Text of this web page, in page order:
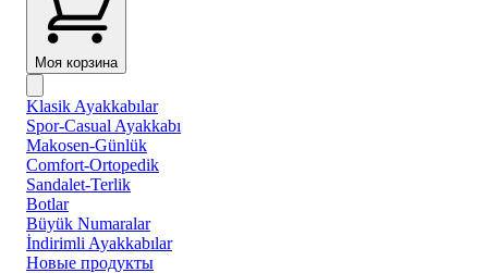
Моя корзина
Klasik Ayakkabılar
Spor-Casual Ayakkabı
Makosen-Günlük
Comfort-Ortopedik
Sandalet-Terlik
Botlar
Büyük Numaralar
İndirimli Ayakkabılar
Новые продукты